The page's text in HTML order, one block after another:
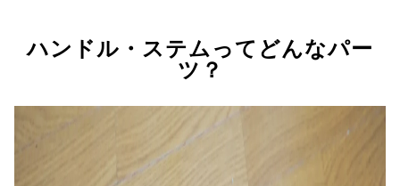
ハンドル・ステムってどんなパー
ツ？